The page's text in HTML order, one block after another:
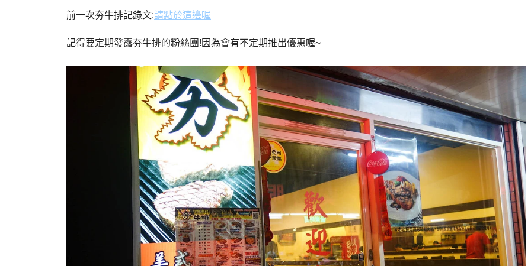
前一次夯牛排記錄文:請點於這邊喔
記得要定期發露夯牛排的粉絲團!因為會有不定期推出優惠喔~